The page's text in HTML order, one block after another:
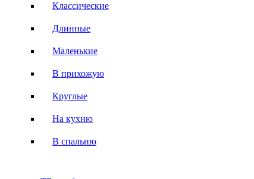
Классические
Длинные
Маленькие
В прихожую
Круглые
На кухню
В спальню